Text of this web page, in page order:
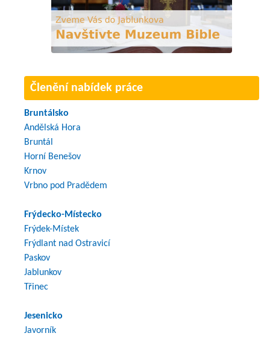
Členění nabídek práce
Bruntálsko
Andělská Hora
Bruntál
Horní Benešov
Krnov
Vrbno pod Pradědem
Frýdecko-Místecko
Frýdek-Místek
Frýdlant nad Ostravicí
Paskov
Jablunkov
Třinec
Jesenicko
Javorník